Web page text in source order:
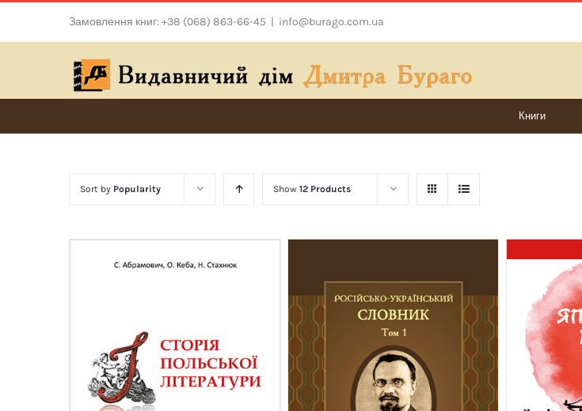
Замовлення книг: +38 (068) 863-66-45 | info@burago.com.ua
Книги
Sort by Popularity Show 12 Products